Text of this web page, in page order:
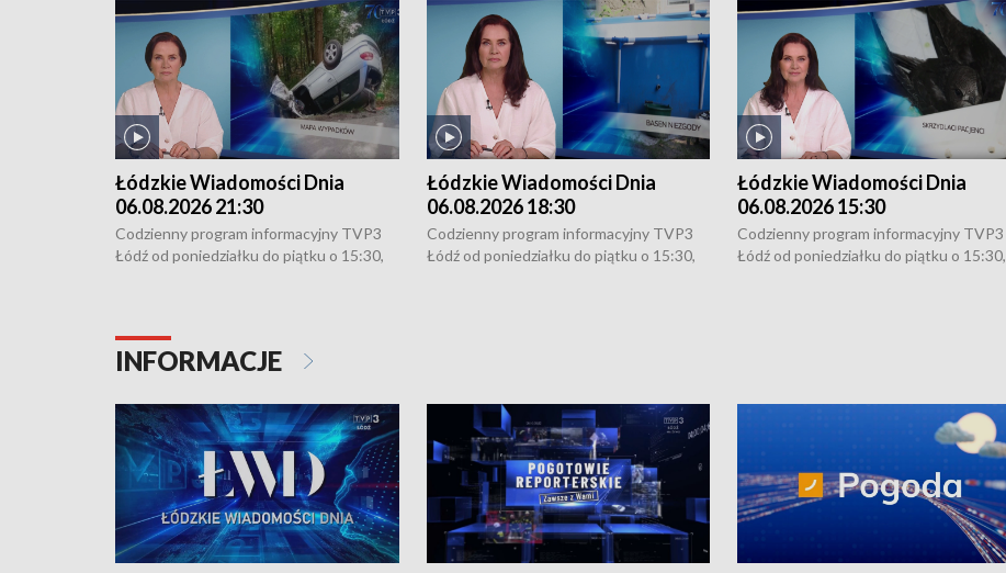
Łódzkie Wiadomości Dnia
06.08.2026 21:30
Codzienny program informacyjny TVP3
Łódź od poniedziałku do piątku o 15:30,
Łódzkie Wiadomości Dnia
06.08.2026 18:30
Codzienny program informacyjny TVP3
Łódź od poniedziałku do piątku o 15:30,
Łódzkie Wiadomości Dnia
06.08.2026 15:30
Codzienny program informacyjny TVP3
Łódź od poniedziałku do piątku o 15:30,
INFORMACJE